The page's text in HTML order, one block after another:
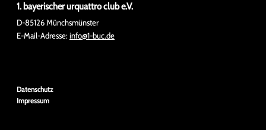
1. bayerischer urquattro club e.V.
D-85126 Münchsmünster
E-Mail-Adresse:info@1-buc.de
Navigation
überspringen
Datenschutz
Impressum